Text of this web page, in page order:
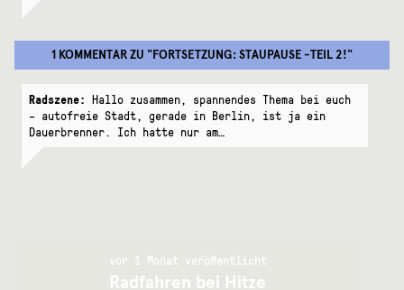
1 KOMMENTARZU "FORTSETZUNG: STAUPAUSE -TEIL 2!"
Radszene: Hallo zusammen, spannendes Thema bei euch
– autofreie Stadt, gerade in Berlin, ist ja ein
Dauerbrenner. Ich hatte nur am…
vor 1 Monat veröffentlicht
Radfahren bei Hitze